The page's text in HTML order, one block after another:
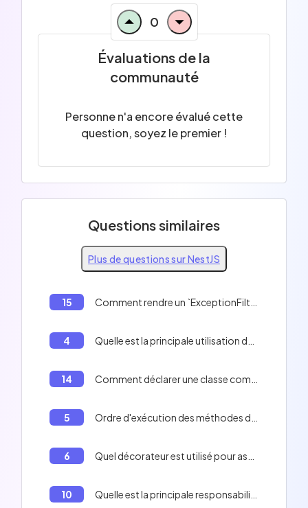
0
Évaluations de la
communauté
Personne n'a encore évalué cette
question, soyez le premier !
Questions similaires
Plus de questions sur NestJS
15
4
14
5
6
10